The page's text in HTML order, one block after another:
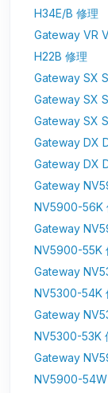
H34E/B 修理
Gateway VR
H22B 修理
Gateway SX
Gateway SX
Gateway SX
Gateway DX
Gateway DX
Gateway
NV5900-56K
Gateway
NV5900-55K
Gateway
NV5300-54K
Gateway
NV5300-53K
Gateway
NV5900-54W